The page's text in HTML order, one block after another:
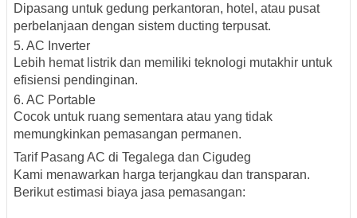
Dipasang untuk gedung perkantoran, hotel, atau pusat
perbelanjaan dengan sistem ducting terpusat.
5. AC Inverter
Lebih hemat listrik dan memiliki teknologi mutakhir untuk
efisiensi pendinginan.
6. AC Portable
Cocok untuk ruang sementara atau yang tidak
memungkinkan pemasangan permanen.
Tarif Pasang AC di Tegalega dan Cigudeg
Kami menawarkan harga terjangkau dan transparan.
Berikut estimasi biaya jasa pemasangan: